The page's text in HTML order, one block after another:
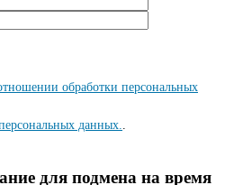
обработки персональных
данных..
для подмена на время